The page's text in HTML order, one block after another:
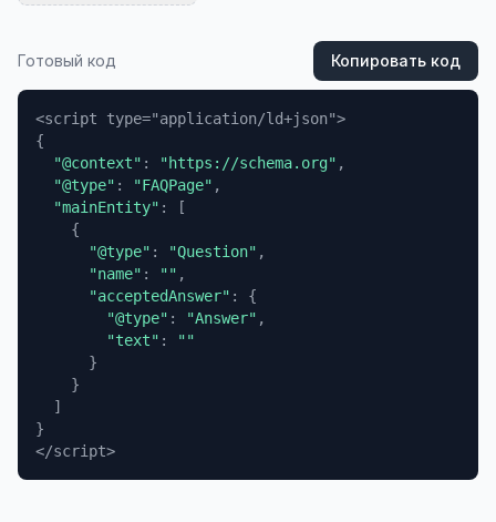
Готовый код Копировать код
{
"@context" : "https://schema.org" ,
"@type" : "FAQPage" ,
"mainEntity" :
[
{
"@type" : "Question" ,
"name" : "" ,
"acceptedAnswer" :
{
"@type" : "Answer" ,
"text" :
""
}
}
]
}
</script>